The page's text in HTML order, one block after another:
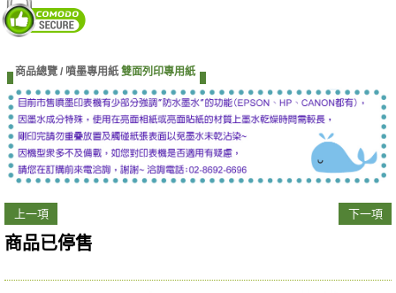
商品總覽 / 噴墨專用紙 雙面列印專用紙
上一項 下一項
商品已停售